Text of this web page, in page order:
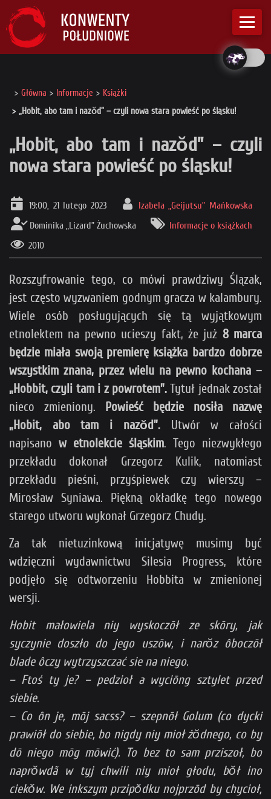
Główna Informacje
Książki
„Hobit, abo tam i nazŏd” – czyli nowa stara powieść po śląsku!
„Hobit, abo tam i nazŏd” – czyli
nowa stara powieść po śląsku!
19:00, 21 lutego 2023
Izabela „Geijutsu” Mańkowska
Dominika „Lizard” Żuchowska
Informacje o książkach
2010
Rozszyfrowanie tego, co mówi prawdziwy Ślązak,
jest często wyzwaniem godnym gracza w kalambury.
Wiele osób posługujących się tą wyjątkowym
etnolektem na pewno ucieszy fakt, że już 8 marca
będzie miała swoją premierę książka bardzo dobrze
wszystkim znana, przez wielu na pewno kochana –
„Hobbit, czyli tam i z powrotem”.Tytuł jednak został
nieco zmieniony. Powieść będzie nosiła nazwę
„Hobit, abo tam i nazŏd”.Utwór w całości
napisano w etnolekcie śląskim. Tego niezwykłego
przekładu dokonał Grzegorz Kulik, natomiast
przekładu pieśni, przyśpiewek czy wierszy –
Mirosław Syniawa. Piękną okładkę tego nowego
starego utworu wykonał Grzegorz Chudy.
Za tak nietuzinkową inicjatywę musimy być
wdzięczni wydawnictwu Silesia Progress, które
podjęło się odtworzeniu Hobbita w zmienionej
wersji.
Hobit małowiela niy wyskoczōł ze skōry, jak
syczynie doszło do jego uszōw, i narŏz ôboczōł
blade ôczy wytrzyszczać sie na niego.
– Ftoś ty je? – pedzioł a wyciōng sztylet przed
siebie.
– Co ôn je, mōj sacss? – szepnōł Golum (co dycki
prawiōł do siebie, bo nigdy niy mioł żŏdnego, co by
dō niego mōg mōwić). To bez to sam prziszoł, bo
naprŏwdã w tyj chwili niy mioł głodu, bŏł ino
ciekŏw. We inkszym przipŏdku nojprzōd by chycioł,